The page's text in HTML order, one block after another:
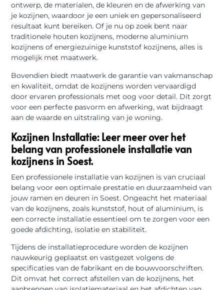
ontwerp, de materialen, de kleuren en de afwerking van
je kozijnen, waardoor je een uniek en gepersonaliseerd
resultaat kunt bereiken. Of je nu op zoek bent naar
traditionele houten kozijnens, moderne aluminium
kozijnens of energiezuinige kunststof kozijnens, alles is
mogelijk met maatwerk.
Bovendien biedt maatwerk de garantie van vakmanschap
en kwaliteit, omdat de kozijnens worden vervaardigd
door ervaren professionals met oog voor detail. Dit zorgt
voor een perfecte pasvorm en afwerking, wat bijdraagt
aan de waarde en uitstraling van je woning.
Kozijnen Installatie: Leer meer over het
belang van professionele installatie van
kozijnens in Soest.
Een professionele installatie van kozijnen is van cruciaal
belang voor een optimale prestatie en duurzaamheid van
jouw ramen en deuren in Soest. Ongeacht het materiaal
van de kozijnens, zoals kunststof, hout of aluminium, is
een correcte installatie essentieel om te zorgen voor een
goede afdichting, isolatie en stabiliteit.
Tijdens de installatieprocedure worden de kozijnen
nauwkeurig geplaatst en vastgezet volgens de
specificaties van de fabrikant en de bouwvoorschriften.
Dit omvat het correct afstellen van de kozijnens, het